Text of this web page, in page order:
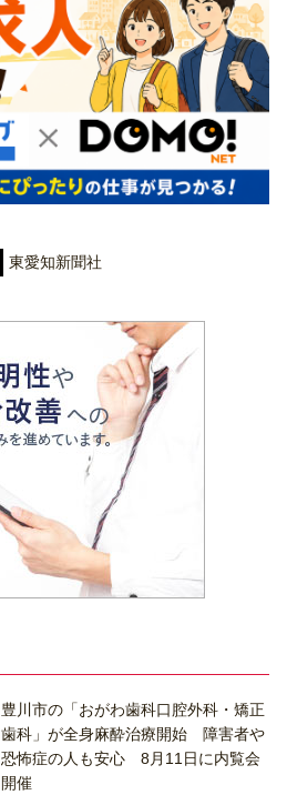
東愛知新聞社
豊川市の「おがわ歯科口腔外科・矯正
歯科」が全身麻酔治療開始 障害者や
恐怖症の人も安心 8月11日に内覧会
開催